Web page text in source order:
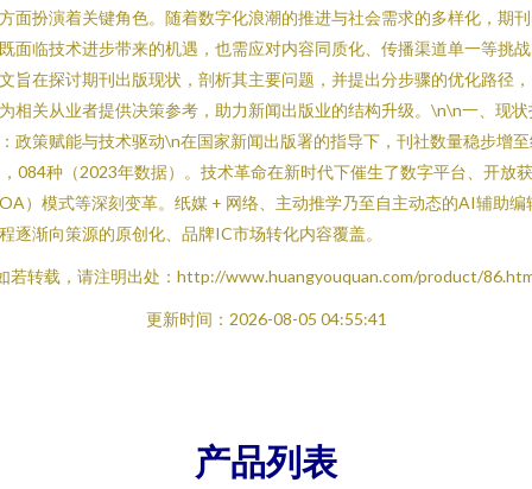
面扮演着关键角色。随着数字化浪潮的推进与社会需求的多样化，期
面临技术进步带来的机遇，也需应对内容同质化、传播渠道单一等挑
旨在探讨期刊出版现状，剖析其主要问题，并提出分步骤的优化路径
相关从业者提供决策参考，助力新闻出版业的结构升级。\n\n一、现状
政策赋能与技术驱动\n在国家新闻出版署的指导下，刊社数量稳步增
084种（2023年数据）。技术革命在新时代下催生了数字平台、开放
）模式等深刻变革。纸媒 + 网络、主动推学乃至自主动态的AI辅助编
逐渐向策源的原创化、品牌IC市场转化内容覆盖。
若转载，请注明出处：http://www.huangyouquan.com/product/
更新时间：2026-08-05 04:55:41
产品列表